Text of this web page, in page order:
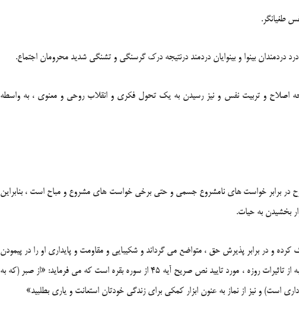
اصلاح و تربیت نفس و نیز رسیدن به یک تحول فکری و انقلاب روحی و معنوی ، به واسطه
در برابر خواست های نامشروع جسمی و حتی برخی خواست های مشروع و مباح است ، بنابراین
بخشیدن به حیات.
و در برابر پذیرش حق ، متواضع می گرداند و شکیبایی و مقاومت و پایداری او را در پیمودن
راه تکامل ، به مراتب ، افزون می سازد و این جنبه از تاثیرات روزه ، مورد تایید نص صریح آیه 45 از سوره بقره است که می فرماید: «از صبر (که به
است) و نیز از نماز به عنون ابزار کمکی برای زندگی خودتان استعانت و یاری بطلبید»